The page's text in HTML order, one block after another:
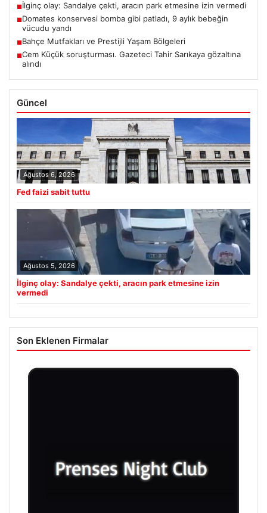
■İlginç olay: Sandalye çekti, aracın park etmesine izin vermedi
■Domates konservesi bomba gibi patladı, 9 aylık bebeğin
vücudu yandı
■Bahçe Mutfakları ve Prestijli Yaşam Bölgeleri
■Cem Küçük soruşturması. Gazeteci Tahir Sarıkaya gözaltına
alındı
Güncel
Ağustos 6, 2026
Fed faizi sabit tuttu
Ağustos 5, 2026
İlginç olay: Sandalye çekti, aracın park etmesine izin
vermedi
Son Eklenen Firmalar